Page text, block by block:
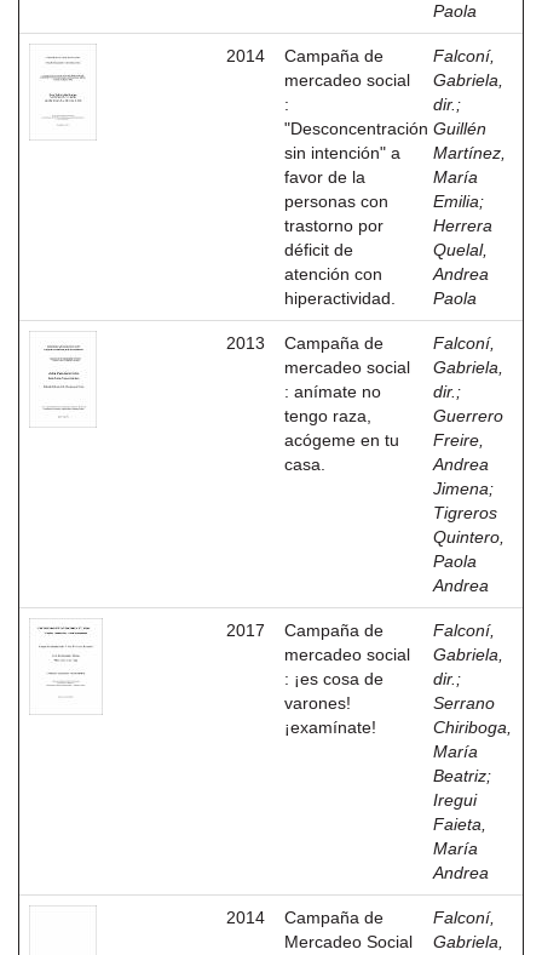
Paola
2014
Campaña de
mercadeo social
:
"Desconcentración
sin intención" a
favor de la
personas con
trastorno por
déficit de
atención con
hiperactividad.
Falconí,
Gabriela,
dir. ;
Guillén
Martínez,
María
Emilia;
Herrera
Quelal,
Andrea
Paola
2013
Campaña de
mercadeo social
: anímate no
tengo raza,
acógeme en tu
casa.
Falconí,
Gabriela,
dir. ;
Guerrero
Freire,
Andrea
Jimena;
Tigreros
Quintero,
Paola
Andrea
2017
Campaña de
mercadeo social
: ¡es cosa de
varones!
¡examínate!
Falconí,
Gabriela,
dir. ;
Serrano
Chiriboga,
María
Beatriz;
Iregui
Faieta,
María
Andrea
2014
Campaña de
Mercadeo Social
Falconí,
Gabriela,